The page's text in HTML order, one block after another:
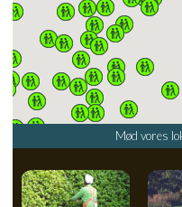
Mød vores